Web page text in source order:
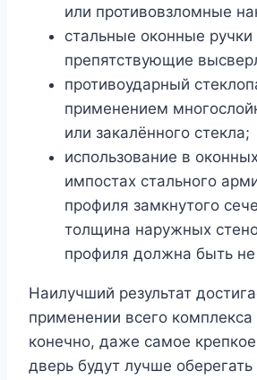
или противовзломные
стальные оконные
препятствующие
противоударный
применением
или закалённого стекла;
использование в
импостах стального
профиля замкнутого
толщина наружных
профиля должна быть
Наилучший результат
применении всего
конечно, даже самое
дверь будут лучше оберегать